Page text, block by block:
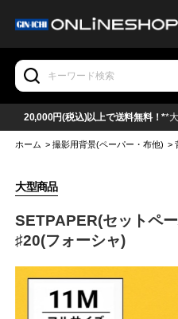
20,000円(税込)以上で送料無料！**
ホーム >撮影用背景(ペーパー・布他) >
大型商品
SETPAPER(セットペ
♯20(フォーシャ)